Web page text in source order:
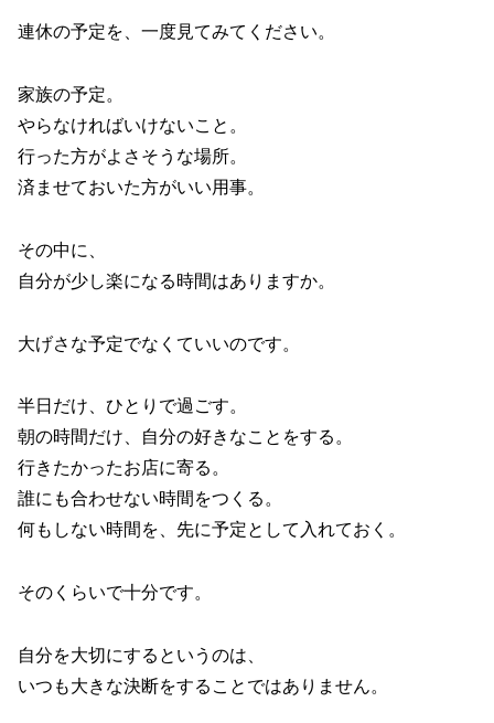
連休の予定を、一度見てみてください。
家族の予定。
やらなければいけないこと。
行った方がよさそうな場所。
済ませておいた方がいい用事。
その中に、
自分が少し楽になる時間はありますか。
大げさな予定でなくていいのです。
半日だけ、ひとりで過ごす。
朝の時間だけ、自分の好きなことをする。
行きたかったお店に寄る。
誰にも合わせない時間をつくる。
何もしない時間を、先に予定として入れておく。
そのくらいで十分です。
自分を大切にするというのは、
いつも大きな決断をすることではありません。